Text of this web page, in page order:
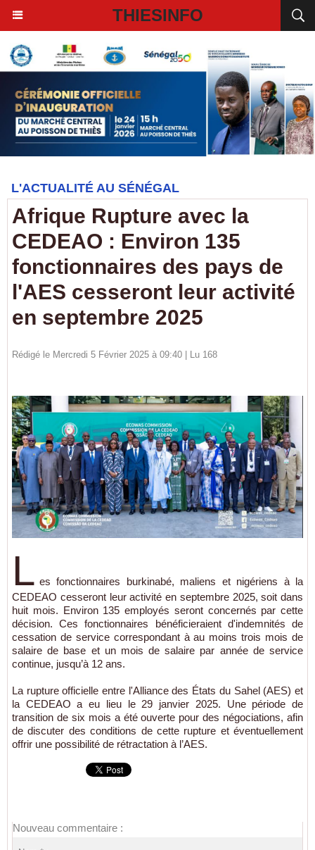
THIESINFO
L'ACTUALITÉ AU SÉNÉGAL
Afrique Rupture avec la
CEDEAO : Environ 135
fonctionnaires des pays de
l'AES cesseront leur activité
en septembre 2025
Rédigé le Mercredi 5 Février 2025 à 09:40 | Lu 168
L es fonctionnaires burkinabé, maliens et nigériens à la
CEDEAO cesseront leur activité en septembre 2025, soit dans
huit mois. Environ 135 employés seront concernés par cette
décision. Ces fonctionnaires bénéficieraient d'indemnités de
cessation de service correspondant à au moins trois mois de
salaire de base et un mois de salaire par année de service
continue, jusqu’à 12 ans.
La rupture officielle entre l'Alliance des États du Sahel (AES) et
la CEDEAO a eu lieu le 29 janvier 2025. Une période de
transition de six mois a été ouverte pour des négociations, afin
de discuter des conditions de cette rupture et éventuellement
offrir une possibilité de rétractation à l’AES.
Nouveau commentaire :